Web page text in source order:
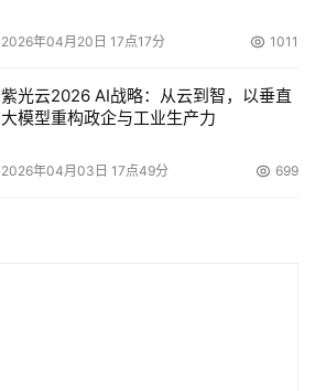
2026年04月20日 17点17分 1011
紫光云2026 AI战略：从云到智，以垂直
大模型重构政企与工业生产力
2026年04月03日 17点49分 699